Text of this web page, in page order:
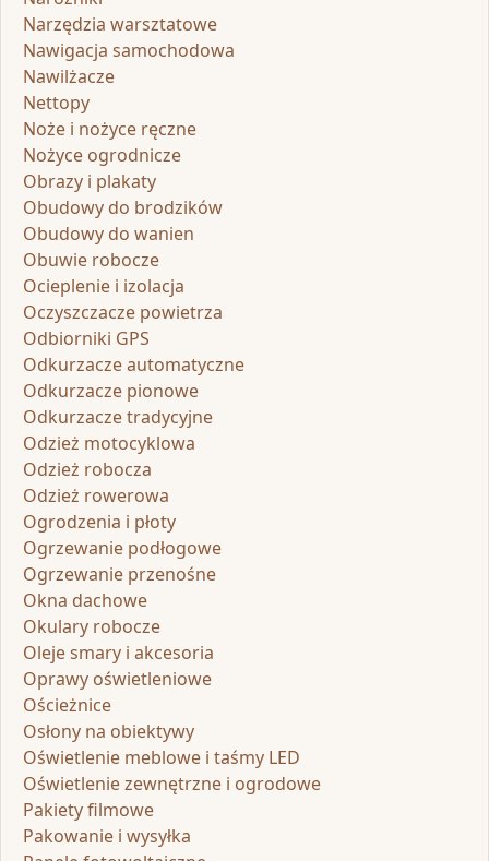
Narzędzia warsztatowe
Nawigacja samochodowa
Nawilżacze
Nettopy
Noże i nożyce ręczne
Nożyce ogrodnicze
Obrazy i plakaty
Obudowy do brodzików
Obudowy do wanien
Obuwie robocze
Ocieplenie i izolacja
Oczyszczacze powietrza
Odbiorniki GPS
Odkurzacze automatyczne
Odkurzacze pionowe
Odkurzacze tradycyjne
Odzież motocyklowa
Odzież robocza
Odzież rowerowa
Ogrodzenia i płoty
Ogrzewanie podłogowe
Ogrzewanie przenośne
Okna dachowe
Okulary robocze
Oleje smary i akcesoria
Oprawy oświetleniowe
Ościeżnice
Osłony na obiektywy
Oświetlenie meblowe i taśmy LED
Oświetlenie zewnętrzne i ogrodowe
Pakiety filmowe
Pakowanie i wysyłka